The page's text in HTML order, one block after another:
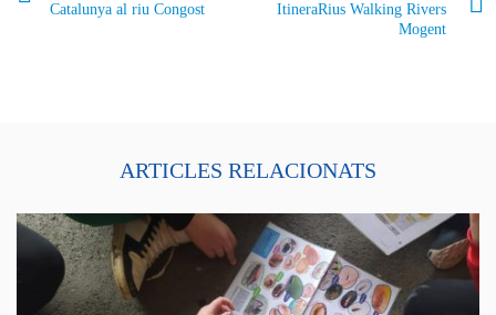
Catalunya al riu Congost
ItineraRius Walking Rivers
Mogent
ARTICLES RELACIONATS